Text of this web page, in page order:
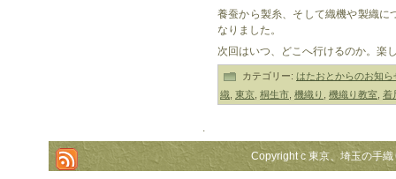
養蚕から製糸、そして織機や製織に
なりました。
次回はいつ、どこへ行けるのか。楽
カテゴリー: はたおとからのお知ら
織 東京 桐生市 機織り 機織り教室 着
.
Copyright c 東京、埼玉の手